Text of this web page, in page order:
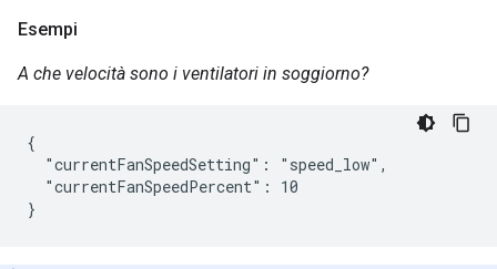
Esempi
A che velocità sono i ventilatori in soggiorno?
{
  "currentFanSpeedSetting": "speed_low",
  "currentFanSpeedPercent": 10
}